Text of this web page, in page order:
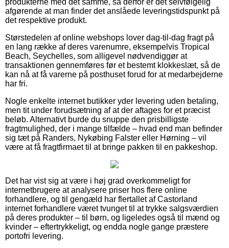
afgørende at man finder det anslåede leveringstidspunkt på
det respektive produkt.
Størstedelen af online webshops lover dag-til-dag fragt på
en lang række af deres varenumre, eksempelvis Tropical
Beach, Seychelles, som alligevel nødvendiggør at
transaktionen gennemføres før et bestemt klokkeslæt, så de
kan nå at få varerne på posthuset forud for at medarbejderne
har fri.
Nogle enkelte internet butikker yder levering uden betaling,
men tit under forudsætning af at der aftages for et præcist
beløb. Alternativt burde du snuppe den prisbilligste
fragtmulighed, der i mange tilfælde – hvad end man befinder
sig tæt på Randers, Nykøbing Falster eller Hørning – vil
være at få fragtfirmaet til at bringe pakken til en pakkeshop.
Det har vist sig at være i høj grad overkommeligt for
internetbrugere at analysere priser hos flere online
forhandlere, og til gengæld har flertallet af Castorland
internet forhandlere været tvunget til at trykke salgsværdien
på deres produkter – til børn, og ligeledes også til mænd og
kvinder – eftertrykkeligt, og endda nogle gange præstere
portofri levering.